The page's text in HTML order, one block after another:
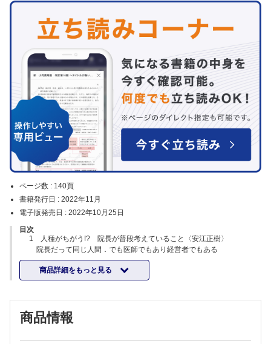
ページ数 : 140頁
書籍発行日 : 2022年11月
電子版発売日 : 2022年10月25日
目次
1 人種がちがう!? 院長が普段考えていること〈安江正樹〉
院長だって同じ人間．でも医師でもあり経営者でもある
経営者の悩み
経営者は孤独
2 院長はどうやって院長になったのか？〈志賀嘉典〉
院長になるまでの経歴は様々
経営や組織の管理が得意だから院長になった人はわずか？
商品詳細をもっと見る
商品情報